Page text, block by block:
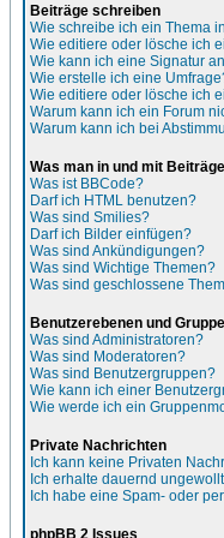
Beiträge schreiben
Wie schreibe ich ein Thema
Wie editiere oder lösche ich
Wie kann ich eine Signatur
Wie erstelle ich eine
Wie editiere oder lösche ich
Warum kann ich ein Forum
Warum kann ich bei
Was man in und mit
Was ist BBCode?
Darf ich HTML benutzen?
Was sind Smilies?
Darf ich Bilder einfügen?
Was sind Ankündigungen?
Was sind Wichtige Themen?
Was sind geschlossene
Benutzerebenen und
Was sind Administratoren?
Was sind Moderatoren?
Was sind Benutzergruppen?
Wie kann ich einer
Wie werde ich ein
Private Nachrichten
Ich kann keine Privaten
Ich erhalte dauernd
Ich habe eine Spam- oder
phpBB 2 Issues